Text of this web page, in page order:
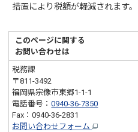
措置により税額が軽減されます。
このページに関する
お問い合わせは
税務課
〒811-3492
福岡県宗像市東郷1-1-1
電話番号：0940-36-7350
Fax：0940-36-2831
お問い合わせフォーム